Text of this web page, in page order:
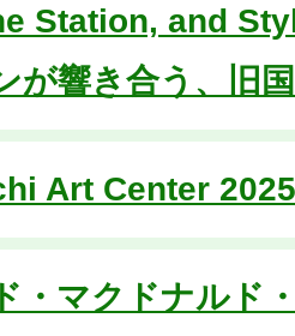
Station, and
が響き合う、旧
Art Center 2025
・マクドナルド